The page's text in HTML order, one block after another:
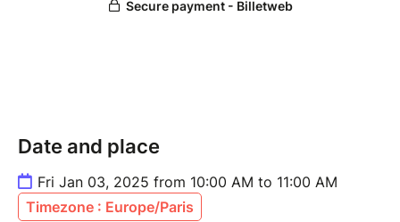
Date and place
Fri Jan 03, 2025 from 10:00 AM to 11:00 AM
Timezone : Europe/Paris